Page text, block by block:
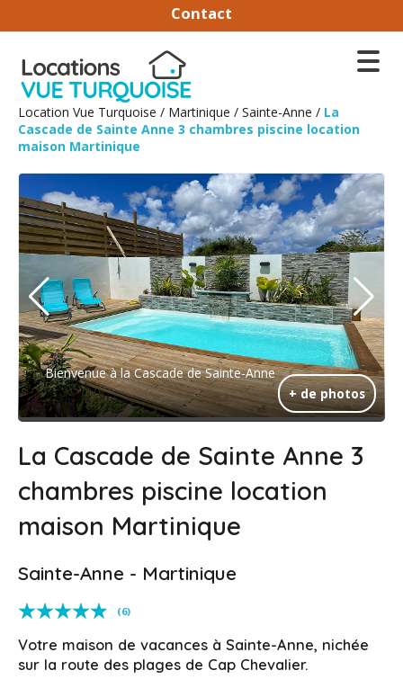
Contact
Location Vue Turquoise / Martinique / Sainte-Anne / La
Cascade de Sainte Anne 3 chambres piscine location
maison Martinique
+ de photos
Bienvenue à la Cascade de Sainte-Anne
La Cascade de Sainte Anne 3
chambres piscine location
maison Martinique
Sainte-Anne - Martinique
(6)
Votre maison de vacances à Sainte-Anne, nichée
sur la route des plages de Cap Chevalier.